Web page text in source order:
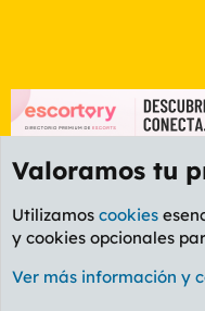
Foro Informática y
Cookies
PL
Valoramos tu
Utilizamos cookies
y cookies opcionales
Ver más información y